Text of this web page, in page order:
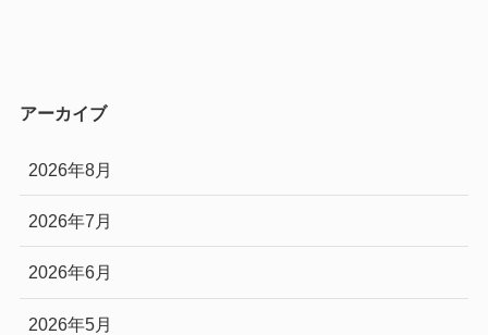
アーカイブ
2026年8月
2026年7月
2026年6月
2026年5月